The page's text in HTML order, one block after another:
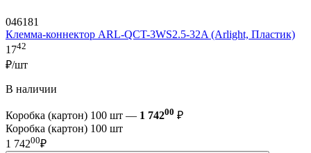
046181
Клемма-коннектор ARL-QCT-3WS2.5-32A (Arlight, Пластик)
1742
₽/шт
В наличии
Коробка (картон) 100 шт — 1 74200 ₽
Коробка (картон) 100 шт
1 74200₽